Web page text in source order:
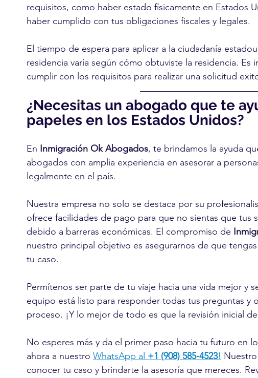
requisitos, como haber estado físicamente en Estados
haber cumplido con tus obligaciones fiscales y legales.
El tiempo de espera para aplicar a la ciudadanía
residencia varía según cómo obtuviste la residencia.
cumplir con los requisitos para realizar una solicitud
¿Necesitas un abogado que te
papeles en los Estados Unidos?
En Inmigración Ok Abogados, te brindamos la ayuda
abogados con amplia experiencia en asesorar a
legalmente en el país.
Nuestra empresa no solo se destaca por su
ofrece facilidades de pago para que no sientas que tus
debido a barreras económicas. El compromiso de
nuestro principal objetivo es asegurarnos de que
tu caso.
Permítenos ser parte de tu viaje hacia una vida mejor y
equipo está listo para responder todas tus preguntas y
proceso. ¡Y lo mejor de todo es que la revisión inicial
No esperes más y da el primer paso hacia tu futuro en
ahora a nuestro WhatsApp al +1 (908) 585-4523!
conocer tu caso y brindarte la asesoría que mereces.